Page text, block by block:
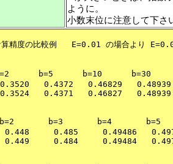
ように。
小数末位に注意して下さ
算精度の比較例   E=0.01 の場合より
b=5      b=10      b=30
0.4372   0.46829
0.4371   0.46827
b=2       b=3       b=4
0.485     0.49486
0.449     0.484     0.49484